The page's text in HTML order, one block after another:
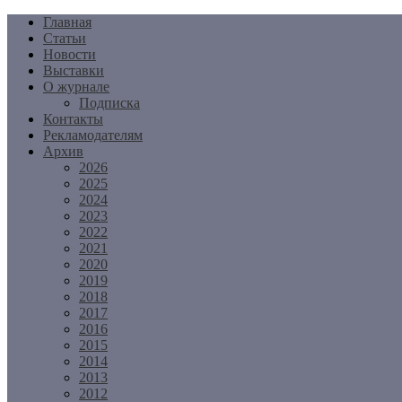
Перейти
содержимому
Главная
Статьи
Новости
Выставки
О журнале
Подписка
Контакты
Рекламодателям
Архив
2026
2025
2024
2023
2022
2021
2020
2019
2018
2017
2016
2015
2014
2013
2012